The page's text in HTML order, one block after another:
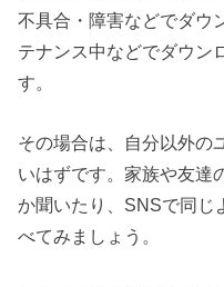
不具合・障害などでダウ
テナンス中などでダウン
す。
その場合は、自分以外の
いはずです。家族や友達
か聞いたり、SNSで同じ
べてみましょう。